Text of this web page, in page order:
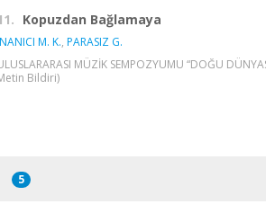
Kopuzdan Bağlamaya
M. K., PARASIZ G.
MÜZİK SEMPOZYUMU “DOĞU
Bildiri)
5